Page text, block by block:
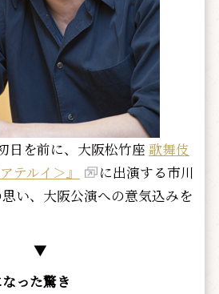
日を前に、大阪松竹座 歌舞伎
テルイ＞』
に出演する市川
い、大阪公演への意気込みを
▼
った驚き